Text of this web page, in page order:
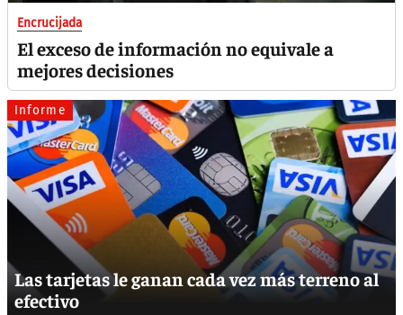
Encrucijada
El exceso de información no equivale a
mejores decisiones
Informe
Las tarjetas le ganan cada vez más terreno al
efectivo